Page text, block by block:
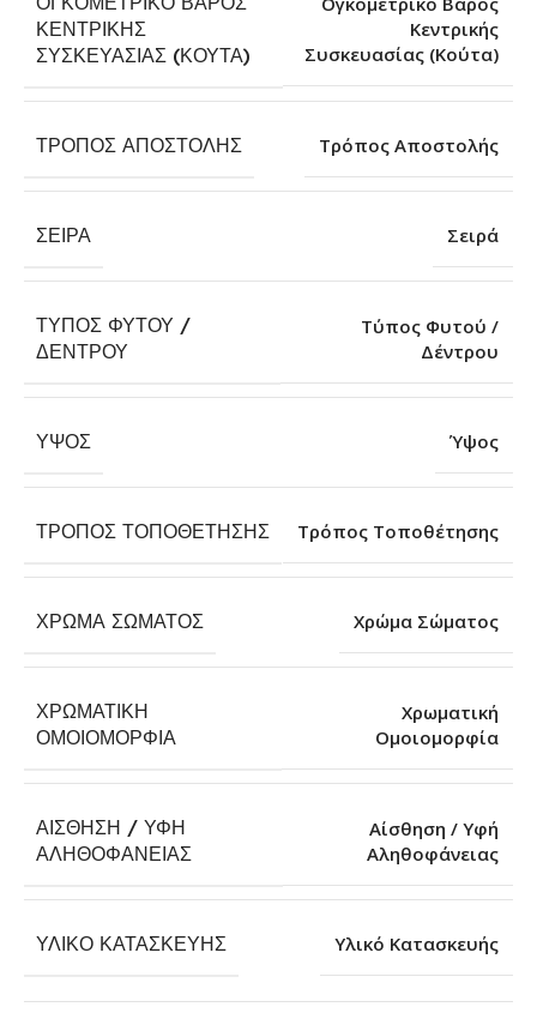
ΚΕΝΤΡΙΚΉΣ
ΣΥΣΚΕΥΑΣΊΑΣ (ΚΟΎΤΑ)
Κεντρικής
Συσκευασίας (Κούτα)
ΤΡΌΠΟΣ ΑΠΟΣΤΟΛΉΣ Τρόπος Αποστολής
ΣΕΙΡΆ Σειρά
ΤΎΠΟΣ ΦΥΤΟΎ /
ΔΈΝΤΡΟΥ
Τύπος Φυτού /
Δέντρου
ΎΨΟΣ Ύψος
ΤΡΌΠΟΣ ΤΟΠΟΘΈΤΗΣΗΣ Τρόπος Τοποθέτησης
ΧΡΏΜΑ ΣΏΜΑΤΟΣ Χρώμα Σώματος
ΧΡΩΜΑΤΙΚΉ
ΟΜΟΙΟΜΟΡΦΊΑ
Χρωματική
Ομοιομορφία
ΑΊΣΘΗΣΗ / ΥΦΉ
ΑΛΗΘΟΦΆΝΕΙΑΣ
Αίσθηση / Υφή
Αληθοφάνειας
ΥΛΙΚΌ ΚΑΤΑΣΚΕΥΉΣ Υλικό Κατασκευής